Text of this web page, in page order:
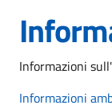
Informazioni
Informazioni